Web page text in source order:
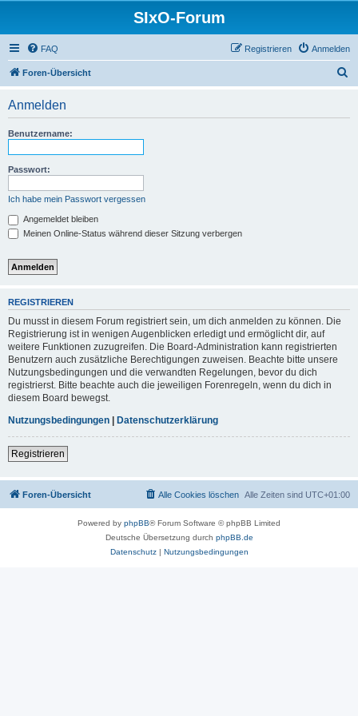
SIxO-Forum
FAQ Anmelden
Registrieren
Foren-Übersicht
Anmelden
Benutzername:
Passwort:
Ich habe mein Passwort vergessen
Angemeldet bleiben
Meinen Online-Status während dieser Sitzung verbergen
REGISTRIEREN
Du musst in diesem Forum registriert sein, um dich anmelden zu können. Die
Registrierung ist in wenigen Augenblicken erledigt und ermöglicht dir, auf
weitere Funktionen zuzugreifen. Die Board-Administration kann registrierten
Benutzern auch zusätzliche Berechtigungen zuweisen. Beachte bitte unsere
Nutzungsbedingungen und die verwandten Regelungen, bevor du dich
registrierst. Bitte beachte auch die jeweiligen Forenregeln, wenn du dich in
diesem Board bewegst.
Nutzungsbedingungen | Datenschutzerklärung
Registrieren
Foren-Übersicht Alle Zeiten sind UTC+01:00
Alle Cookies löschen
Powered by phpBB® Forum Software © phpBB Limited
Deutsche Übersetzung durch phpBB.de
Datenschutz| Nutzungsbedingungen